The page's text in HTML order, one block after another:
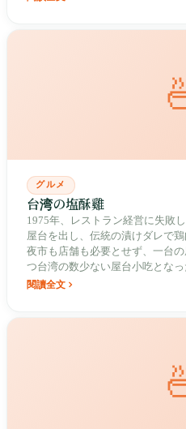
グルメ
台湾の塩酥雞
1975年、レストラン経営に失敗
屋台を出し、伝統の漬けダレで
夜市も店舗も必要とせず、一台
つ台湾の数少ない屋台小吃とな
の必食べリストに選出したが、
閱讀全文